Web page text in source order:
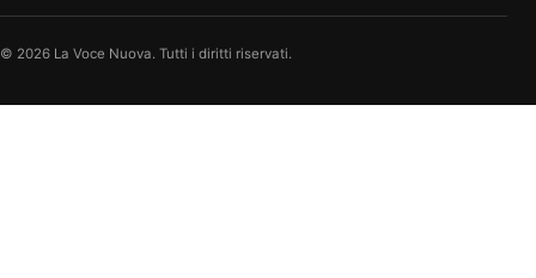
© 2026 La Voce Nuova. Tutti i diritti riservati.